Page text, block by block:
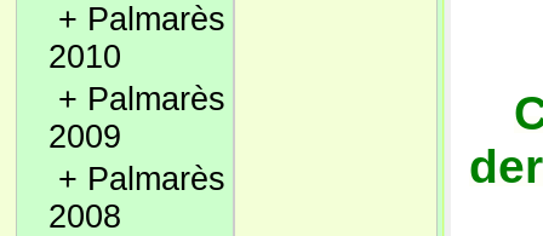
+ Palmarès
2010
+ Palmarès
2009
+ Palmarès
2008